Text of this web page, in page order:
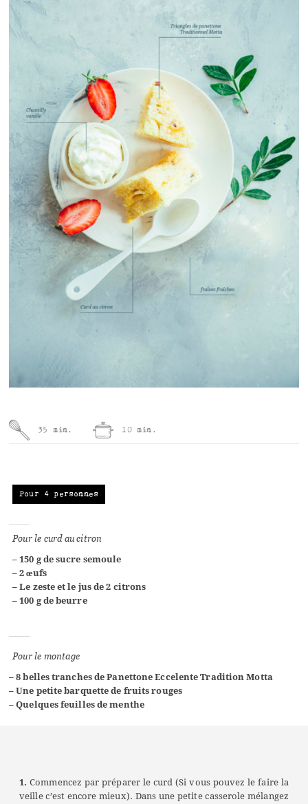
35 min. 10 min.
Pour 4 personnes
Pour le curd au citron
– 150 g de sucre semoule
– 2 œufs
– Le zeste et le jus de 2 citrons
– 100 g de beurre
Pour le montage
– 8 belles tranches dePanettone Eccelente Tradition Motta
– Une petite barquette de fruits rouges
– Quelques feuilles de menthe
1.Commencez par préparer le curd (Si vous pouvez le faire la
veille c’est encore mieux). Dans une petite casserole mélangez